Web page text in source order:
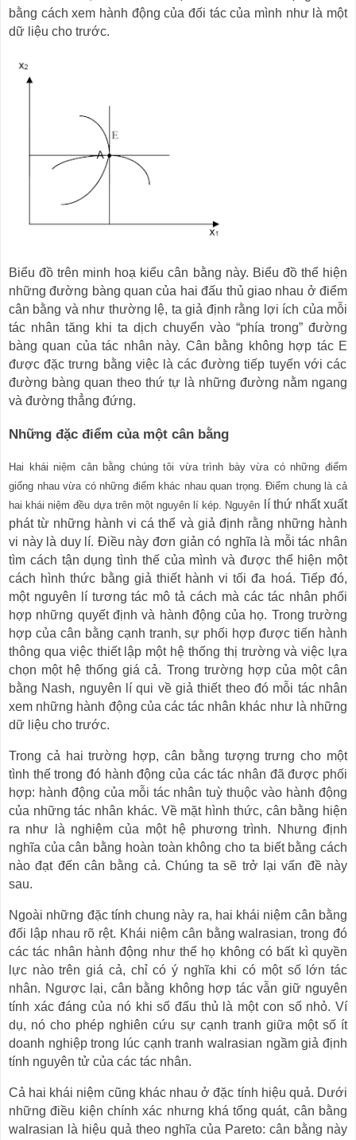
bằng cách xem hành động của đối tác của mình như là một
dữ liệu cho trước.
Biểu đồ trên minh hoạ kiểu cân bằng này. Biểu đồ thể hiện
những đường bàng quan của hai đấu thủ giao nhau ở điểm
cân bằng và như thường lệ, ta giả định rằng lợi ích của mỗi
tác nhân tăng khi ta dịch chuyển vào “phía trong” đường
bàng quan của tác nhân này. Cân bằng không hợp tác E
được đặc trưng bằng việc là các đường tiếp tuyến với các
đường bàng quan theo thứ tự là những đường nằm ngang
và đường thẳng đứng.
Những đặc điểm của một cân bằng
Hai khái niệm cân bằng chúng tôi vừa trình bày vừa có những điểm
giống nhau vừa có những điểm khác nhau quan trọng. Điểm chung là cả
hai khái niệm đều dựa trên một nguyên lí kép. Nguyên
lí thứ nhất xuất
phát từ những hành vi cá thể và giả định rằng những hành
vi này là duy lí. Điều này đơn giản có nghĩa là mỗi tác nhân
tìm cách tận dụng tình thế của mình và được thể hiện một
cách hình thức bằng giả thiết hành vi tối đa hoá. Tiếp đó,
một nguyên lí tương tác mô tả cách mà các tác nhân phối
hợp những quyết định và hành động của họ. Trong trường
hợp của cân bằng cạnh tranh, sự phối hợp được tiến hành
thông qua việc thiết lập một hệ thống thị trường và việc lựa
chọn một hệ thống giá cả. Trong trường hợp của một cân
bằng Nash, nguyên lí qui về giả thiết theo đó mỗi tác nhân
xem những hành động của các tác nhân khác như là những
dữ liệu cho trước.
Trong cả hai trường hợp, cân bằng tượng trưng cho một
tình thế trong đó hành động của các tác nhân đã được phối
hợp: hành động của mỗi tác nhân tuỳ thuộc vào hành động
của những tác nhân khác. Về mặt hình thức, cân bằng hiện
ra như là nghiệm của một hệ phương trình. Nhưng định
nghĩa của cân bằng hoàn toàn không cho ta biết bằng cách
nào đạt đến cân bằng cả. Chúng ta sẽ trở lại vấn đề này
sau.
Ngoài những đặc tính chung này ra, hai khái niệm cân bằng
đối lập nhau rõ rệt. Khái niệm cân bằng walrasian, trong đó
các tác nhân hành động như thể họ không có bất kì quyền
lực nào trên giá cả, chỉ có ý nghĩa khi có một số lớn tác
nhân. Ngược lại, cân bằng không hợp tác vẫn giữ nguyên
tính xác đáng của nó khi số đấu thủ là một con số nhỏ. Ví
dụ, nó cho phép nghiên cứu sự cạnh tranh giữa một số ít
doanh nghiệp trong lúc cạnh tranh walrasian ngầm giả định
tính nguyên tử của các tác nhân.
Cả hai khái niệm cũng khác nhau ở đặc tính hiệu quả. Dưới
những điều kiện chính xác nhưng khá tổng quát, cân bằng
walrasian là hiệu quả theo nghĩa của Pareto: cân bằng này